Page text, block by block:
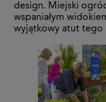
design. Miejski
wspaniałym
wyjątkowy atut tego